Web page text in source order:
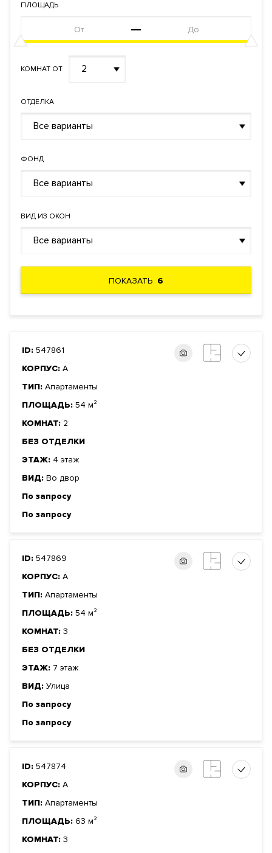
ПЛОЩАДЬ
КОМНАТ ОТ 2
ОТДЕЛКА
Все варианты
ФОНД
Все варианты
ВИД ИЗ ОКОН
Все варианты
ПОКАЗАТЬ 6
ID: 547861
КОРПУС: А
ТИП: Апартаменты
ПЛОЩАДЬ: 54 м²
КОМНАТ: 2
БЕЗ ОТДЕЛКИ
ЭТАЖ: 4 этаж
ВИД: Во двор
По запросу
По запросу
ID: 547869
КОРПУС: А
ТИП: Апартаменты
ПЛОЩАДЬ: 54 м²
КОМНАТ: 3
БЕЗ ОТДЕЛКИ
ЭТАЖ: 7 этаж
ВИД: Улица
По запросу
По запросу
ID: 547874
КОРПУС: А
ТИП: Апартаменты
ПЛОЩАДЬ: 63 м²
КОМНАТ: 3